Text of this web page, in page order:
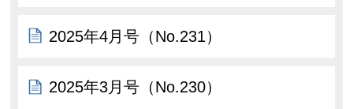
2025年4月号（No.231）
2025年3月号（No.230）